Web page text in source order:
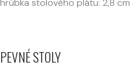
PEVNÉ STOLY